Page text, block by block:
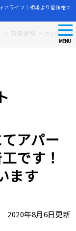
アライフ｜相場より低価格で
MENU
新着情報 さいたま
アパー
です！
ます
2020年8月6日更新